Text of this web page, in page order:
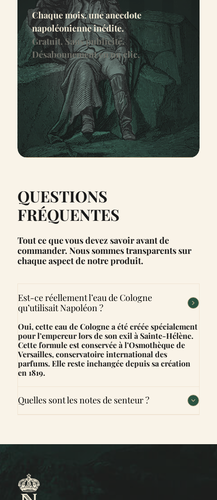
Chaque mois, une anecdote
napoléonienne inédite.
Gratuit. Sans publicité.
Désabonnement en un clic.
QUESTIONS
FRÉQUENTES
Tout ce que vous devez savoir avant de
commander. Nous sommes transparents sur
chaque aspect de notre produit.
Est-ce réellement l’eau de Cologne
qu’utilisait Napoléon ?
Oui, cette eau de Cologne a été créée spécialement
pour l’empereur lors de son exil à Sainte-Hélène.
Cette formule est conservée à l’Osmothèque de
Versailles, conservatoire international des
parfums. Elle reste inchangée depuis sa création
en 1819.
Quelles sont les notes de senteur ?